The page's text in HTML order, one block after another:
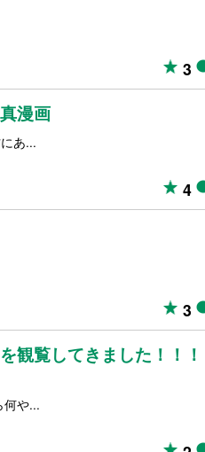
3
漫画
あ...
4
3
覧してきました！！！
何や...